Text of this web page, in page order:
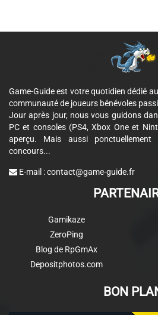
Game-Guide est votre quotidien dédié
communauté de joueurs bénévoles
Jour après jour, nous vous guidons
PC et consoles (PS4, Xbox One et
aperçu. Mais aussi
concours...
E-mail :contact@game-guide.fr
Gamikaze
ZeroPing
Blog de RpGmAx
Depositphotos.com
BON